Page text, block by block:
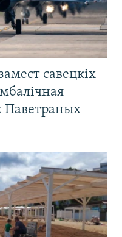
савецкіх
Паветраных